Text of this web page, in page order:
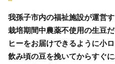
我孫子市内の福祉施設が運営
栽培期間中農薬不使用の生豆
ヒーをお届けできるように小ロ
飲み頃の豆を挽いてからすぐ